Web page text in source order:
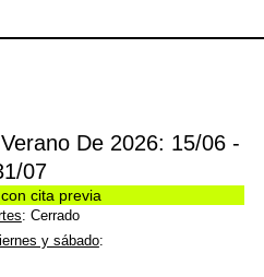
De 2026: 15/06 -
07
cita previa
: Cerrado
y sábado: